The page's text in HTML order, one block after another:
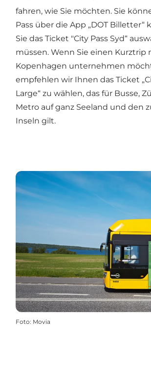
fahren, wie Sie möchten. Sie
Pass über die App „DOT Billetter“
Sie das Ticket "City Pass Syd“
müssen. Wenn Sie einen Kurztrip
Kopenhagen unternehmen
empfehlen wir Ihnen das Ticket
Large“ zu wählen, das für Busse,
Metro auf ganz Seeland und den
Inseln gilt.
Foto: Movia